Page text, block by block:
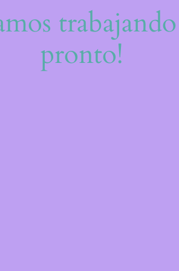
pronto!